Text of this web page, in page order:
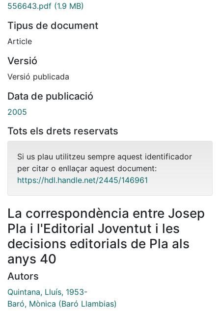
556643.pdf (1.9 MB)
Tipus de document
Article
Versió
Versió publicada
Data de publicació
2005
Tots els drets reservats
Si us plau utilitzeu sempre aquest identificador
per citar o enllaçar aquest document:
https://hdl.handle.net/2445/146961
La correspondència entre Josep
Pla i l'Editorial Joventut i les
decisions editorials de Pla als
anys 40
Autors
Quintana, Lluís, 1953-
Baró, Mònica (Baró Llambias)